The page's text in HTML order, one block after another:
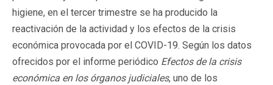
higiene, en el tercer trimestre se ha producido la
reactivación de la actividad y los efectos de la crisis
económica provocada por el COVID-19. Según los datos
ofrecidos por el informe periódico Efectos de la crisis
económica en los órganos judiciales, uno de los